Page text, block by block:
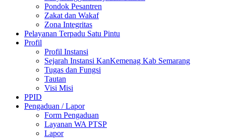
Pondok Pesantren
Zakat dan Wakaf
Zona Integritas
Pelayanan Terpadu Satu Pintu
Profil
Profil Instansi
Sejarah Instansi KanKemenag Kab Semarang
Tugas dan Fungsi
Tautan
Visi Misi
PPID
Pengaduan / Lapor
Form Pengaduan
Layanan WA PTSP
Lapor